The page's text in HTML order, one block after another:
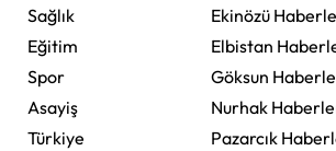
Sağlık
Eğitim
Spor
Asayiş
Türkiye
Ekinözü
Elbistan
Göksun
Nurhak
Pazarcık